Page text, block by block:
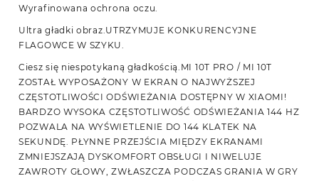
Wyrafinowana ochrona oczu.
Ultra gładki obraz.UTRZYMUJE KONKURENCYJNE
FLAGOWCE W SZYKU.
Ciesz się niespotykaną gładkością.MI 10T PRO / MI 10T
ZOSTAŁ WYPOSAŻONY W EKRAN O NAJWYŻSZEJ
CZĘSTOTLIWOŚCI ODŚWIEŻANIA DOSTĘPNY W XIAOMI!
BARDZO WYSOKA CZĘSTOTLIWOŚĆ ODŚWIEŻANIA 144 HZ
POZWALA NA WYŚWIETLENIE DO 144 KLATEK NA
SEKUNDĘ. PŁYNNE PRZEJŚCIA MIĘDZY EKRANAMI
ZMNIEJSZAJĄ DYSKOMFORT OBSŁUGI I NIWELUJE
ZAWROTY GŁOWY, ZWŁASZCZA PODCZAS GRANIA W GRY